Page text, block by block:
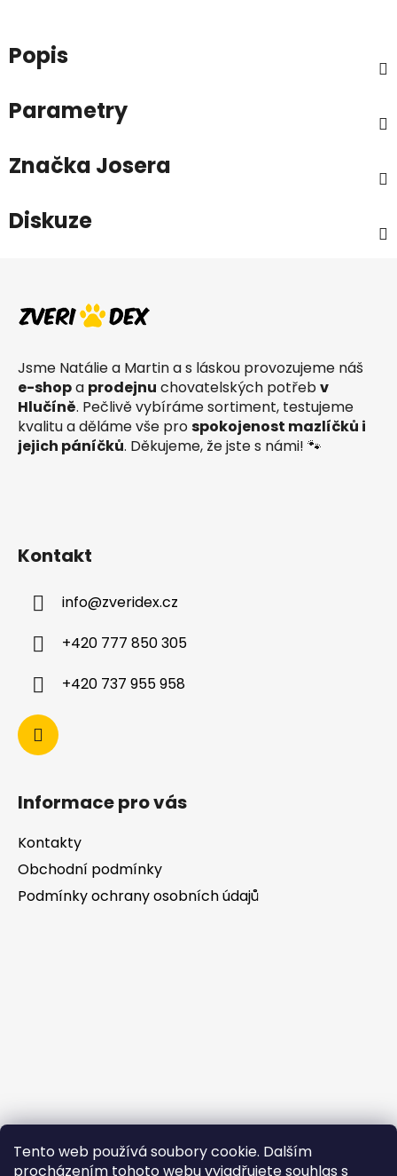
Tento web používá soubory cookie. Dalším
procházením tohoto webu vyjadřujete souhlas s
Popis
Parametry
Značka Josera
Diskuze
Jsme Natálie a Martin a s láskou provozujeme náš
e-shopa prodejnu chovatelských potřebv
Hlučíně. Pečlivě vybíráme sortiment, testujeme
kvalitu a děláme vše prospokojenost mazlíčků i
jejich páníčků. Děkujeme, že jste s námi! 🐾
Kontakt
info@zveridex.cz
+420 777 850 305
+420 737 955 958
Informace pro vás
Kontakty
Obchodní podmínky
Podmínky ochrany osobních údajů